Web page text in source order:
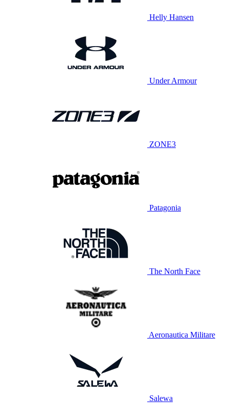
Helly Hansen
Under Armour
ZONE3
Patagonia
The North Face
Aeronautica Militare
Salewa